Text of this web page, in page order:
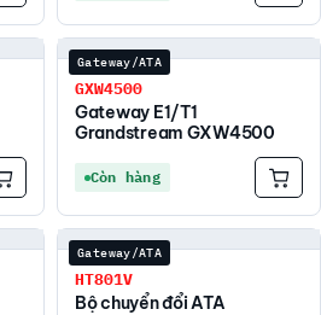
Gateway/ATA
GXW4500
Gateway E1/T1
Grandstream GXW4500
Còn hàng
Gateway/ATA
HT801V
Bộ chuyển đổi ATA